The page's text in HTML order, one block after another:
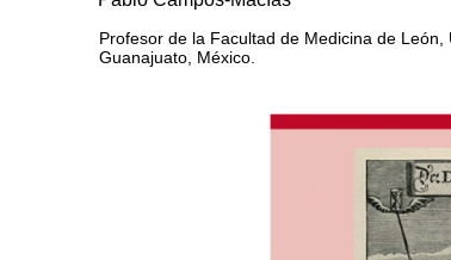
Profesor de la Facultad de Medicina de
Guanajuato, México.